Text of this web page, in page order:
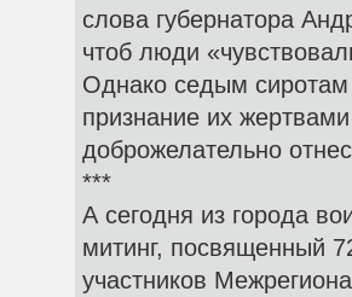
слова губернатора
чтоб люди
Однако седым сиротам
признание их
доброжелательно
***
А сегодня из города
митинг, посвященный
участников